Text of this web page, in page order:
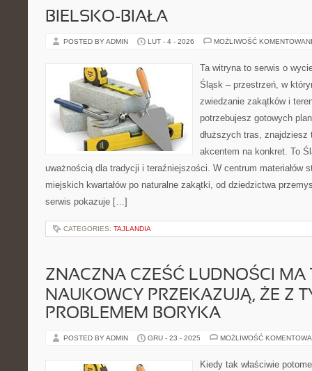
BIELSKO-BIAŁA
POSTED BY ADMIN LUT - 4 - 2026 MOŻLIWOŚĆ
Ta witryna to serwis o
Śląsk – przestrzeń, w
zwiedzanie zakątków i
potrzebujesz gotowych
dłuższych tras, znajdziesz
akcentem na konkret. To
uważnością dla tradycji i teraźniejszości. W centrum materiałów
miejskich kwartałów po naturalne zakątki, od dziedzictwa
serwis pokazuje […]
CATEGORIES: TAJLANDIA
ZNACZNA CZEŚĆ LUDNOŚCI MA
NAUKOWCY PRZEKAZUJĄ, ŻE Z
PROBLEMEM BORYKA
POSTED BY ADMIN GRU - 23 - 2025 MOŻLIWOŚĆ
Kiedy tak właściwie